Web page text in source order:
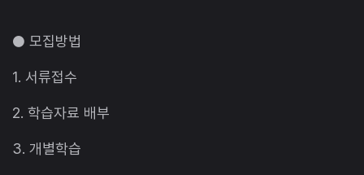
● 모집방법
1. 서류접수
2. 학습자료 배부
3. 개별학습